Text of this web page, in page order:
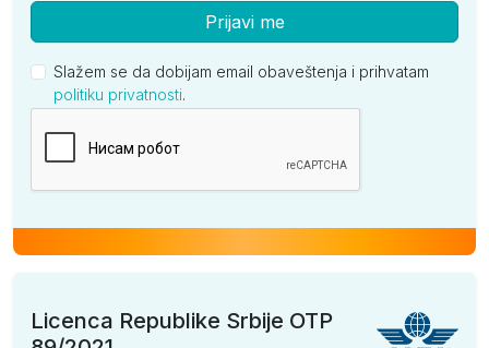
Prijavi me
Slažem se da dobijam email obaveštenja i prihvatam
politiku privatnosti.
Licenca Republike Srbije OTP